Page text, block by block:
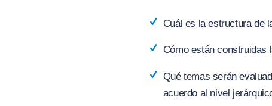
Cuál es la estructura de
Cómo están construidas
Qué temas serán
acuerdo al nivel